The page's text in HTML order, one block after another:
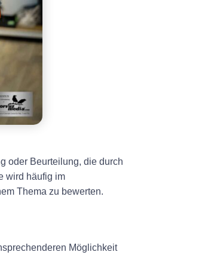
oder Beurteilung, die durch
wird häufig im
Thema zu bewerten.
Möglichkeit